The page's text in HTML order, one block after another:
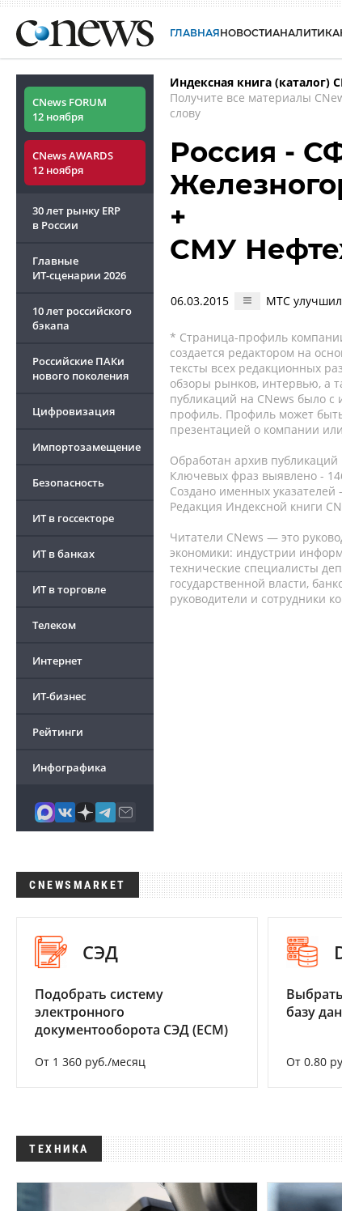
ГЛАВНАЯНОВОСТИАНАЛИТИКА
CNews FORUM
12 ноября
CNews AWARDS
12 ноября
30 лет рынку ERP
в России
Главные
ИТ-сценарии 2026
10 лет российского
бэкапа
Российские ПАКи
нового поколения
Цифровизация
Импортозамещение
Безопасность
ИТ в госсекторе
ИТ в банках
ИТ в торговле
Телеком
Интернет
ИТ-бизнес
Рейтинги
Инфографика
Индексная книга (каталог)
Получите все материалы
слову
Россия -
+
СМУ
06.03.2015 МТС
* Страница-профиль
создается редактором на
тексты всех редакционных
обзоры рынков, интервью, а
публикаций на CNews было
профиль. Профиль может
презентацией о компании
Обработан архив публикаций
Ключевых фраз выявлено -
Создано именных указателей
Редакция Индексной книги
Читатели CNews — это
экономики: индустрии
технические специалисты
государственной власти,
руководители и сотрудники
CNEWSMARKET
СЭД
Подобрать систему
электронного
документооборота СЭД (ECM)
От 1 360 руб./месяц
базу
От 0.80
ТЕХНИКА